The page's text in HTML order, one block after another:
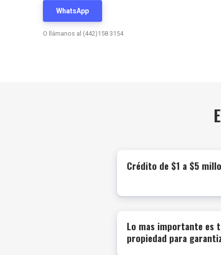
WhatsApp
O llámanos al (442)158 3154
Crédito de $1 a $5
Lo mas importante es
propiedad para